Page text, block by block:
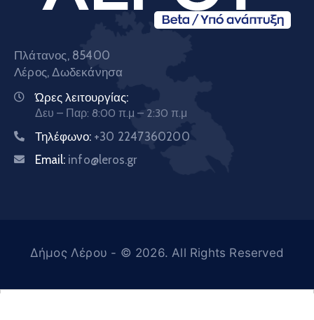
Πλάτανος, 85400
Λέρος, Δωδεκάνησα
Ώρες λειτουργίας:
Δευ – Παρ: 8:00 π.μ – 2:30 π.μ
Τηλέφωνο: +30 2247360200
Email: info@leros.gr
Δήμος Λέρου - © 2026. All Rights Reserved